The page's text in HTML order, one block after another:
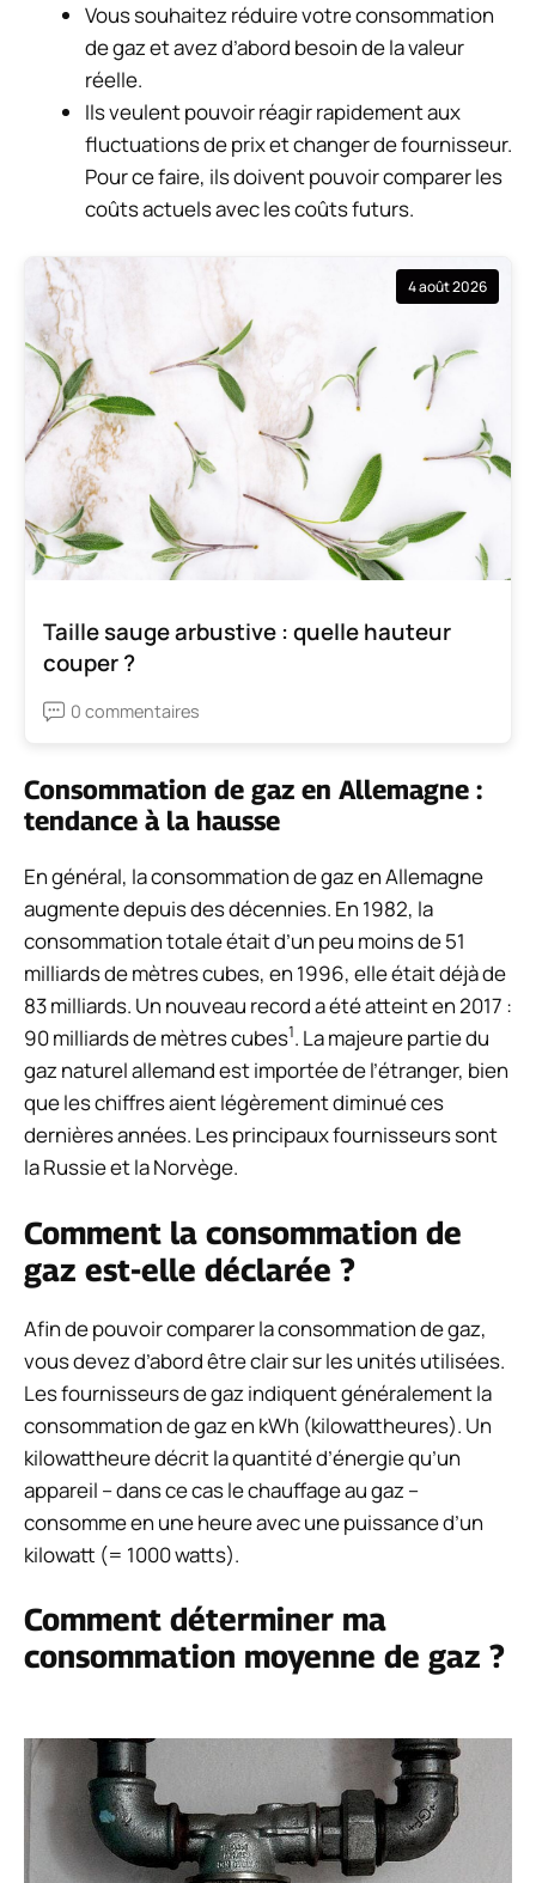
Vous souhaitez réduire votre consommation
de gaz et avez d’abord besoin de la valeur
réelle.
Ils veulent pouvoir réagir rapidement aux
fluctuations de prix et changer de fournisseur.
Pour ce faire, ils doivent pouvoir comparer les
coûts actuels avec les coûts futurs.
4 août 2026
Taille sauge arbustive : quelle hauteur
couper ?
0 commentaires
Consommation de gaz en Allemagne :
tendance à la hausse
En général, la consommation de gaz en Allemagne
augmente depuis des décennies. En 1982, la
consommation totale était d’un peu moins de 51
milliards de mètres cubes, en 1996, elle était déjà de
83 milliards. Un nouveau record a été atteint en 2017 :
90 milliards de mètres cubes1. La majeure partie du
gaz naturel allemand est importée de l’étranger, bien
que les chiffres aient légèrement diminué ces
dernières années. Les principaux fournisseurs sont
la Russie et la Norvège.
Comment la consommation de
gaz est-elle déclarée ?
Afin de pouvoir comparer la consommation de gaz,
vous devez d’abord être clair sur les unités utilisées.
Les fournisseurs de gaz indiquent généralement la
consommation de gaz en kWh (kilowattheures). Un
kilowattheure décrit la quantité d’énergie qu’un
appareil – dans ce cas le chauffage au gaz –
consomme en une heure avec une puissance d’un
kilowatt (= 1000 watts).
Comment déterminer ma
consommation moyenne de gaz ?